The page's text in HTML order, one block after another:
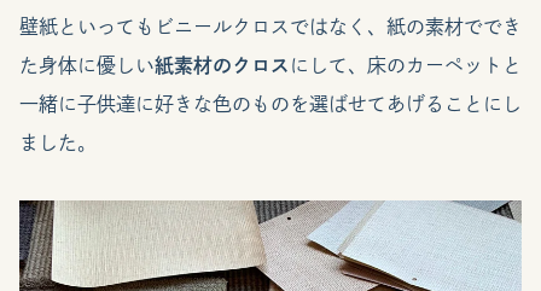
壁紙といってもビニールクロスではなく、紙の素材ででき
た身体に優しい紙素材のクロス にして、床のカーペットと
一緒に子供達に好きな色のものを選ばせてあげることにし
ました。